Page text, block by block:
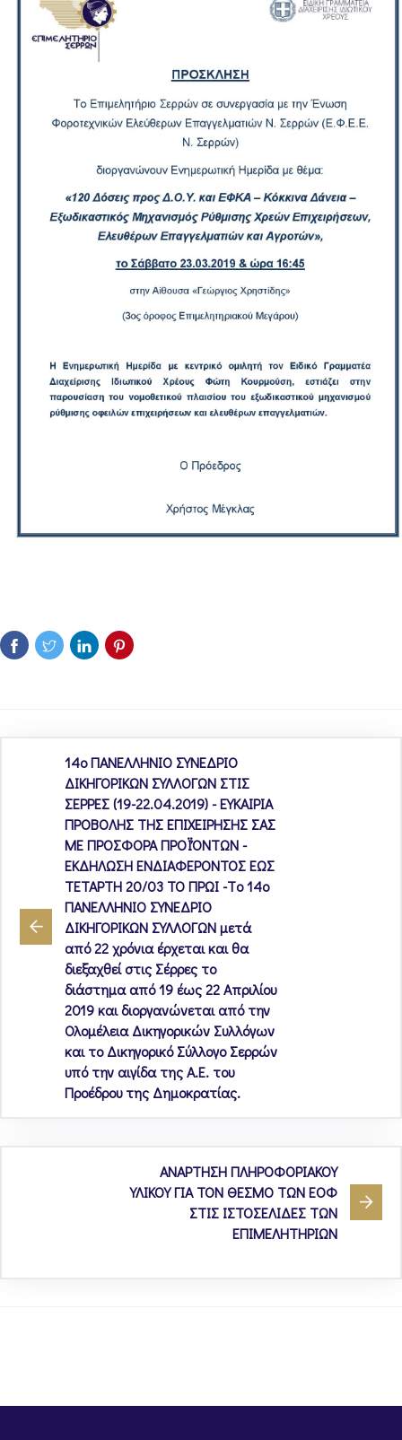
14ο ΠΑΝΕΛΛΗΝΙΟ ΣΥΝΕΔΡΙΟ
ΔΙΚΗΓΟΡΙΚΩΝ ΣΥΛΛΟΓΩΝ ΣΤΙΣ
ΣΕΡΡΕΣ (19-22.04.2019) - ΕΥΚΑΙΡΙΑ
ΠΡΟΒΟΛΗΣ ΤΗΣ ΕΠΙΧΕΙΡΗΣΗΣ ΣΑΣ
ΜΕ ΠΡΟΣΦΟΡΑ ΠΡΟΪΌΝΤΩΝ -
ΕΚΔΗΛΩΣΗ ΕΝΔΙΑΦΕΡΟΝΤΟΣ ΕΩΣ
ΤΕΤΑΡΤΗ 20/03 ΤΟ ΠΡΩΙ -Tο 14ο
ΠΑΝΕΛΛΗΝΙΟ ΣΥΝΕΔΡΙΟ
ΔΙΚΗΓΟΡΙΚΩΝ ΣΥΛΛΟΓΩΝ μετά
από 22 χρόνια έρχεται και θα
διεξαχθεί στις Σέρρες το
διάστημα από 19 έως 22 Απριλίου
2019 και διοργανώνεται από την
Ολομέλεια Δικηγορικών Συλλόγων
και το Δικηγορικό Σύλλογο Σερρών
υπό την αιγίδα της Α.Ε. του
Προέδρου της Δημοκρατίας.
ΑΝΑΡΤΗΣΗ ΠΛΗΡΟΦΟΡΙΑΚΟΥ
ΥΛΙΚΟΥ ΓΙΑ ΤΟΝ ΘΕΣΜΟ ΤΩΝ ΕΟΦ
ΣΤΙΣ ΙΣΤΟΣΕΛΙΔΕΣ ΤΩΝ
ΕΠΙΜΕΛΗΤΗΡΙΩΝ